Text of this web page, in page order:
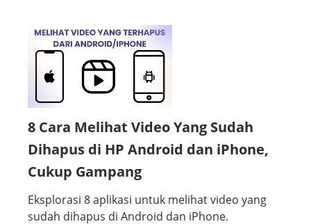
8 Cara Melihat Video Yang Sudah
Dihapus di HP Android dan iPhone,
Cukup Gampang
Eksplorasi 8 aplikasi untuk melihat video yang
sudah dihapus di Android dan iPhone.